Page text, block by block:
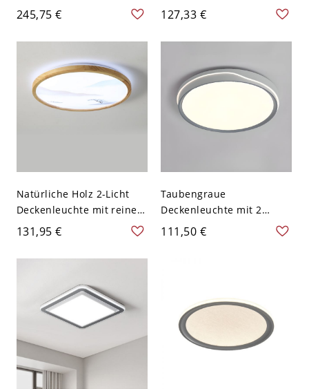
montiert mit Acrylschirm,
Aluminium, festverdrahtet
für Salon, 110V-120V, rund
245,75 €
Gusseisen, rechteckig,
bündig montiert mit
Acrylschirm, direkt
127,33 €
Natürliche Holz 2-Licht
Deckenleuchte mit reinem
Licht, festverdrahtetes
einfaches LED für
Wohnzimmer, 110V-120V,
131,95 €
Taubengraue
Deckenleuchte mit 2
Lichtern, Polymer-Schirm,
Pure Light LED-
111,50 €